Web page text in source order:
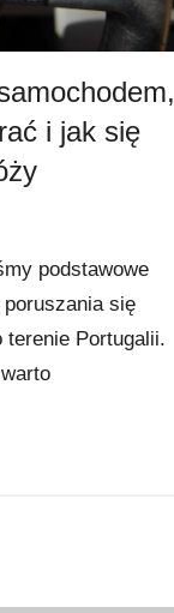
i jak się
podstawowe
się
terenie Portugalii.